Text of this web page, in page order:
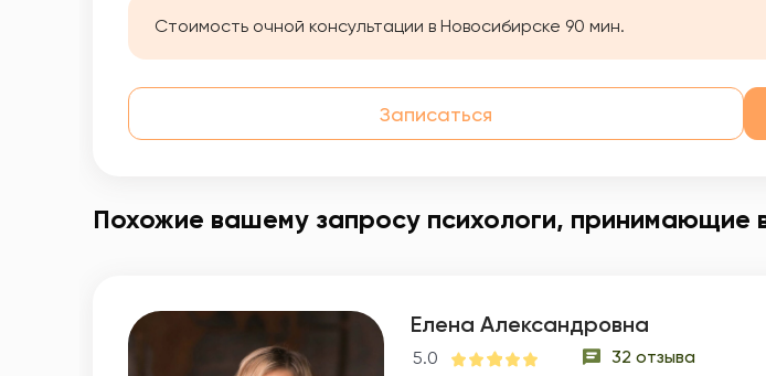
Стоимость очной консультации в Новосибирске 90 мин.
Записаться
Похожие вашему запросу психологи, принимающие
Елена Александровна
5.0 32 отзыва